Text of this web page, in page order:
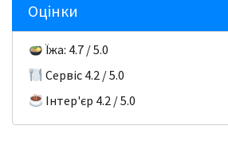
Оцінки
Їжа: 4.7 / 5.0
Сервіс 4.2 / 5.0
Інтер'єр 4.2 / 5.0